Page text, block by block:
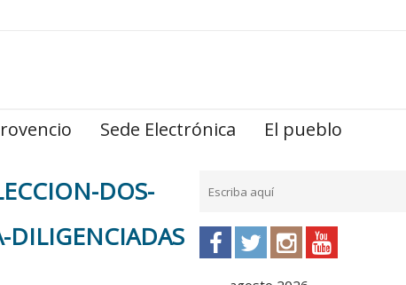
Sede Electrónica El pueblo
DOS-
DILIGENCIADAS